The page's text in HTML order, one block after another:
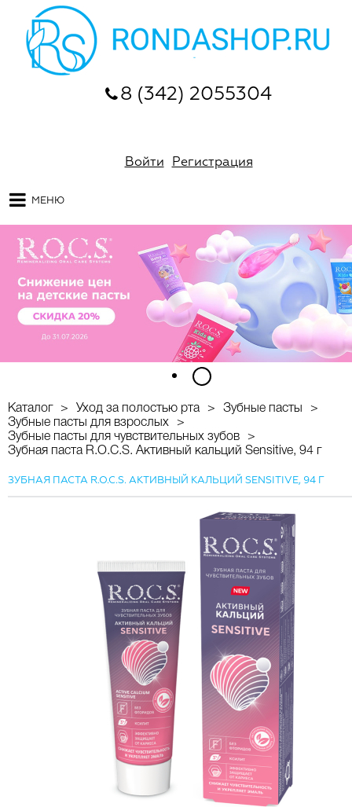
8 (342) 2055304
Войти Регистрация
МЕНЮ
Каталог Уход за полостью рта
Зубные пасты
Зубные пасты для взрослых
Зубные пасты для чувствительных зубов
Зубная паста R.O.C.S. Активный кальций Sensitive, 94 г
ЗУБНАЯ ПАСТА R.O.C.S. АКТИВНЫЙ КАЛЬЦИЙ SENSITIVE, 94 Г